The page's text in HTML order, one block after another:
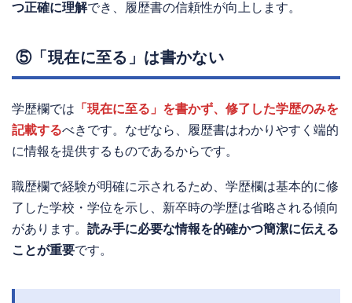
つ正確に理解でき、履歴書の信頼性が向上します。
⑤「現在に至る」は書かない
学歴欄では 「現在に至る」を書かず、修了した学歴のみを
記載するべきです。なぜなら、履歴書はわかりやすく端的
に情報を提供するものであるからです。
職歴欄で経験が明確に示されるため、学歴欄は基本的に修
了した学校・学位を示し、新卒時の学歴は省略される傾向
があります。 読み手に必要な情報を的確かつ簡潔に伝える
ことが重要です。